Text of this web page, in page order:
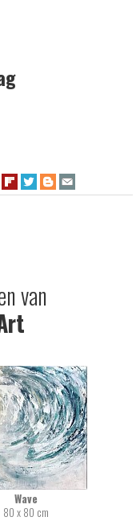
van
Wave
80 x 80 cm